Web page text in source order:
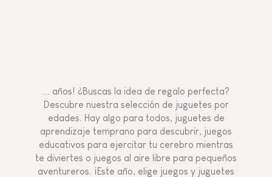
... años! ¿Buscas la idea de regalo perfecta?
Descubre nuestra selección de juguetes por
edades. Hay algo para todos, juguetes de
aprendizaje temprano para descubrir, juegos
educativos para ejercitar tu cerebro mientras
te diviertes o juegos al aire libre para pequeños
aventureros. ¡Este año, elige juegos y juguetes